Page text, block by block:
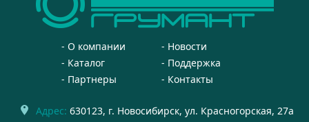
О компании
Новости
Каталог
Поддержка
Партнеры
Контакты
Адрес: 630123, г. Новосибирск, ул. Красногорская, 27а